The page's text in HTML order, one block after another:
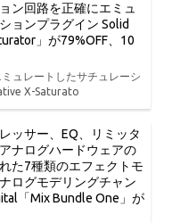
ン回路を正確にエミュ
ョンプラグイン Solid
」が79%OFF、10
ュレートしたサチュレーシ
X-Saturato
ッサー、EQ、リミッタ
ナログハードウェアの
た7種類のエフェクトモ
ログモデリングチャン
「Mix Bundle One」が